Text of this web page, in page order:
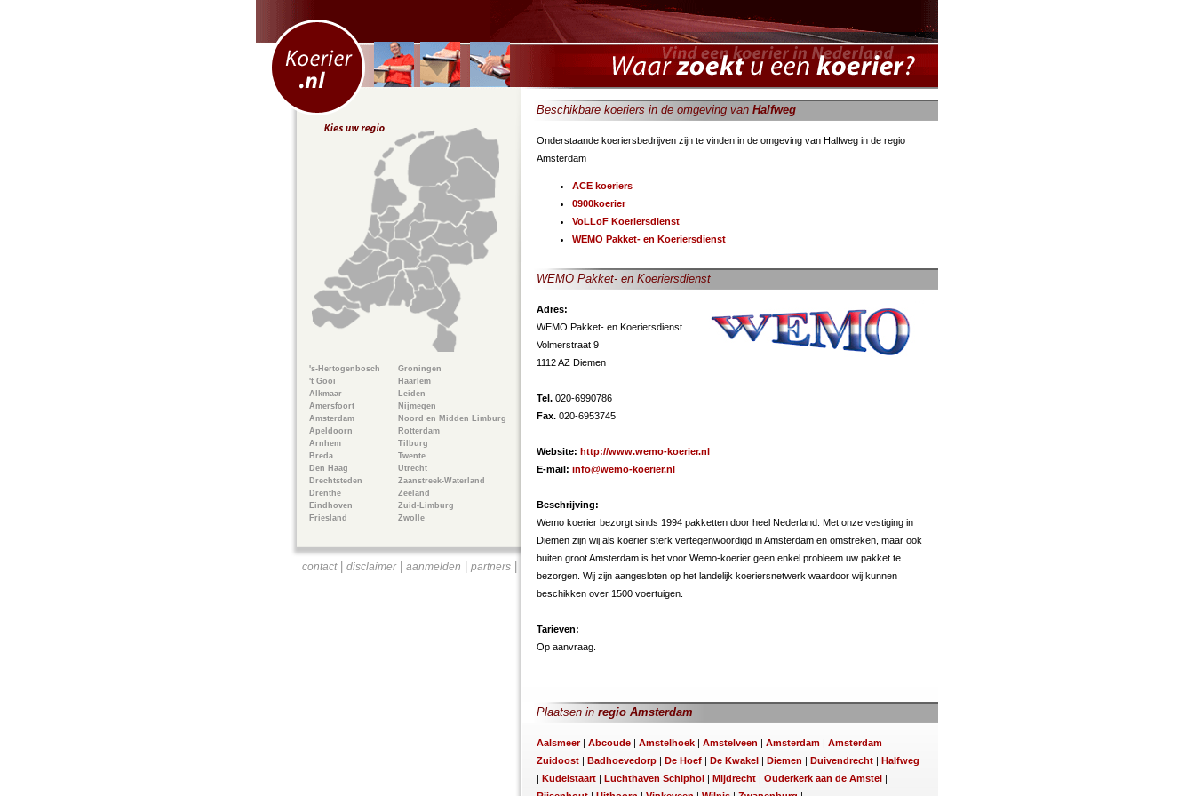
Groningen
Haarlem
Leiden
Nijmegen
Noord en Midden Limburg
Rotterdam
Tilburg
Twente
Utrecht
Zaanstreek-Waterland
Zeeland
Zuid-Limburg
Zwolle
's-Hertogenbosch
't Gooi
Alkmaar
Amersfoort
Amsterdam
Apeldoorn
Arnhem
Breda
Den Haag
Drechtsteden
Drenthe
Eindhoven
Friesland
contact| disclaimer| aanmelden partners|
Beschikbare koeriers in de omgeving van Halfweg
Onderstaande koeriersbedrijven zijn te vinden in de omgeving van Halfweg in de regio
Amsterdam
ACE koeriers
0900koerier
VoLLoF Koeriersdienst
WEMO Pakket- en Koeriersdienst
WEMO Pakket- en Koeriersdienst
Adres:
WEMO Pakket- en Koeriersdienst
Volmerstraat 9
1112 AZ Diemen
Tel. 020-6990786
Fax. 020-6953745
Website: http://www.wemo-koerier.nl
E-mail: info@wemo-koerier.nl
Beschrijving:
Wemo koerier bezorgt sinds 1994 pakketten door heel Nederland. Met onze vestiging in
Diemen zijn wij als koerier sterk vertegenwoordigd in Amsterdam en omstreken, maar ook
buiten groot Amsterdam is het voor Wemo-koerier geen enkel probleem uw pakket te
bezorgen. Wij zijn aangesloten op het landelijk koeriersnetwerk waardoor wij kunnen
beschikken over 1500 voertuigen.
Tarieven:
Op aanvraag.
Plaatsen in regio Amsterdam
Aalsmeer| Abcoude | Amstelhoek | Amstelveen | Amsterdam | Amsterdam
Zuidoost | Badhoevedorp | De Hoef | De Kwakel | Diemen | Duivendrecht | Halfweg
| Kudelstaart | Luchthaven Schiphol | Mijdrecht | Ouderkerk aan de Amstel |